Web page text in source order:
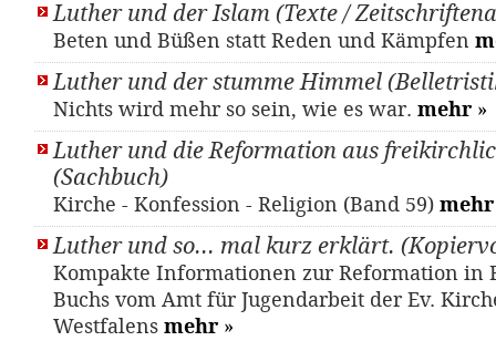
Luther und der Islam (Texte /
Beten und Büßen statt Reden und Kämpfen
Luther und der stumme Himmel
Nichts wird mehr so sein, wie es war. mehr »
Luther und die Reformation aus
(Sachbuch)
Kirche - Konfession - Religion (Band 59) mehr
Luther und so... mal kurz erklärt.
Kompakte Informationen zur Reformation in
Buchs vom Amt für Jugendarbeit der Ev.
Westfalens mehr »